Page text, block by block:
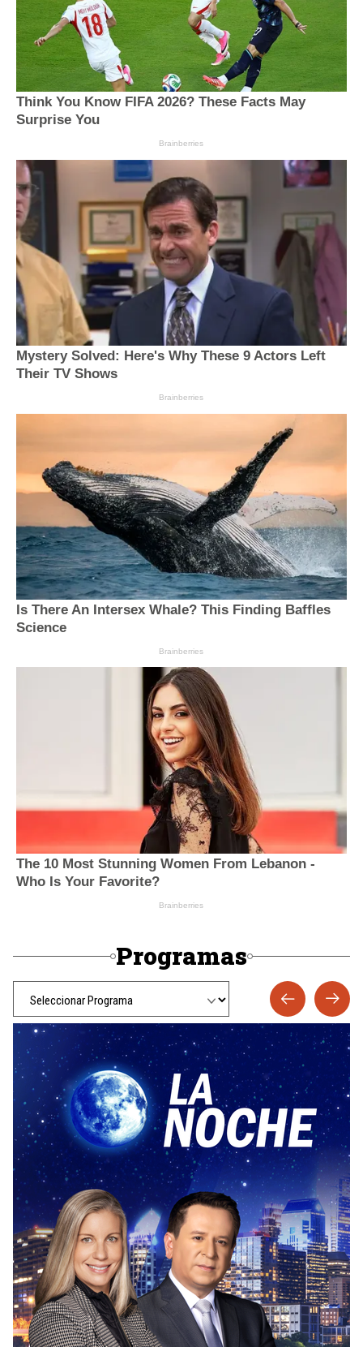
Programas